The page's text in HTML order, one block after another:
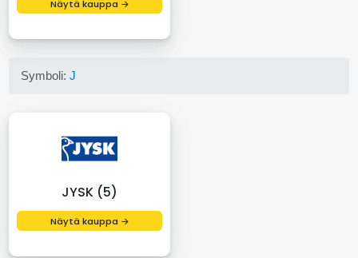
Näytä kauppa →
Symboli:J
JYSK (5)
Näytä kauppa →